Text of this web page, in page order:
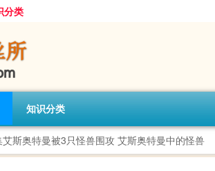
分类
知识分类
艾斯奥特曼被3只怪兽围攻 艾斯奥特曼中的怪兽